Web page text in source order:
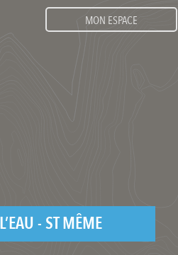
MON ESPACE
- ST MÊME